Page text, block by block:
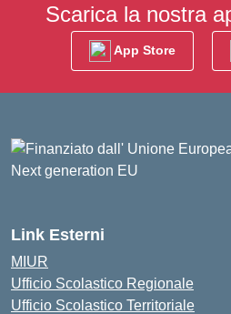
Scarica la nostra
App Store
Link Esterni
MIUR
Ufficio Scolastico Regionale
Ufficio Scolastico Territoriale